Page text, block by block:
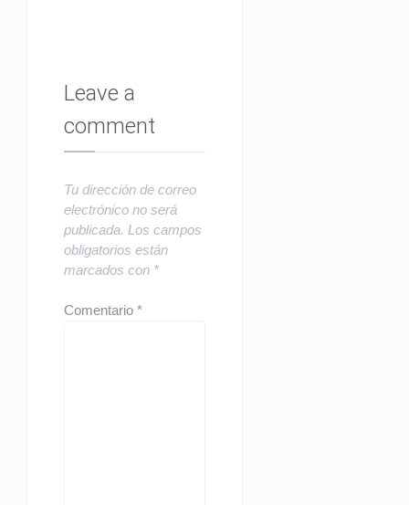
Leave a
comment
Tu dirección de correo
electrónico no será
publicada. Los campos
obligatorios están
marcados con *
Comentario*